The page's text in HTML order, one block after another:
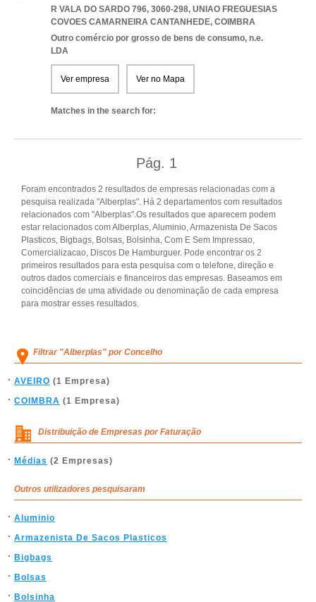
R VALA DO SARDO 796, 3060-298, UNIAO FREGUESIAS
COVOES CAMARNEIRA CANTANHEDE, COIMBRA
Outro comércio por grosso de bens de consumo, n.e.
LDA
Ver empresa Ver no Mapa
Matches in the search for:
Pág. 1
Foram encontrados 2 resultados de empresas relacionadas com a
pesquisa realizada "Alberplas". Há 2 departamentos com resultados
relacionados com "Alberplas".Os resultados que aparecem podem
estar relacionados com Alberplas, Aluminio, Armazenista De Sacos
Plasticos, Bigbags, Bolsas, Bolsinha, Com E Sem Impressao,
Comercializacao, Discos De Hamburguer. Pode encontrar os 2
primeiros resultados para esta pesquisa com o telefone, direção e
outros dados comerciais e financeiros das empresas. Baseamos em
coincidências de uma atividade ou denominação de cada empresa
para mostrar esses resultados.
Filtrar "Alberplas" por Concelho
AVEIRO (1 Empresa)
COIMBRA (1 Empresa)
Distribuição de Empresas por Faturação
Médias (2 Empresas)
Outros utilizadores pesquisaram
Aluminio
Armazenista De Sacos Plasticos
Bigbags
Bolsas
Bolsinha